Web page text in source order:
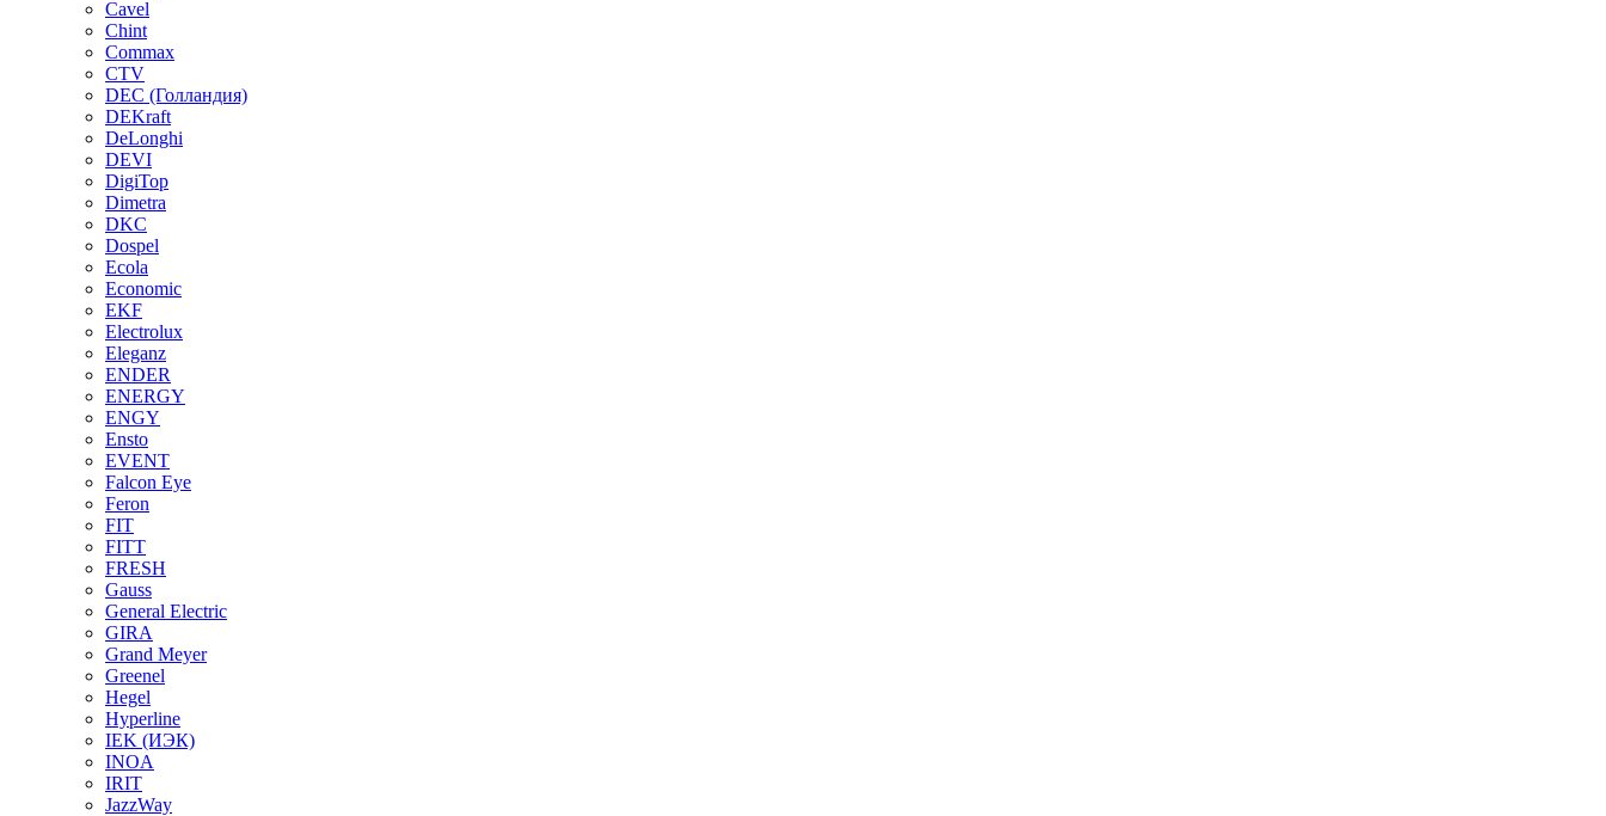
Cavel
Chint
Commax
CTV
DEC (Голландия)
DEKraft
DeLonghi
DEVI
DigiTop
Dimetra
DKC
Dospel
Ecola
Economic
EKF
Electrolux
Eleganz
ENDER
ENERGY
ENGY
Ensto
EVENT
Falcon Eye
Feron
FIT
FITT
FRESH
Gauss
General Electric
GIRA
Grand Meyer
Greenel
Hegel
Hyperline
IEK (ИЭК)
INOA
IRIT
JazzWay